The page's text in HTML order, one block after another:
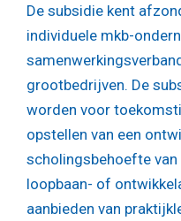
De subsidie kent
individuele mkb-
grootbedrijven. De
worden voor
opstellen van een
scholingsbehoefte
loopbaan- of
aanbieden van